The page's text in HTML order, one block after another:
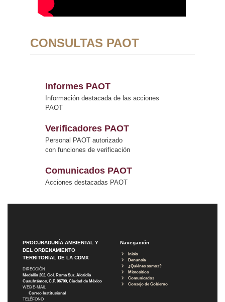
CONSULTAS PAOT
Informes PAOT
Información destacada de las acciones
PAOT
Verificadores PAOT
Personal PAOT autorizado
con funciones de verificación
Comunicados PAOT
Acciones destacadas PAOT
PROCURADURÍA AMBIENTAL Y
DEL ORDENAMIENTO
TERRITORIAL DE LA CDMX
DIRECCIÓN
Medellín 202, Col. Roma Sur, Alcaldía
Cuauhtémoc, C.P. 06700, Ciudad de México
WEB E-MAIL
Correo Institucional
TELÉFONO
Navegación
Inicio
Denuncia
¿Quiénes somos?
Micrositios
Comunicados
Consejo de Gobierno